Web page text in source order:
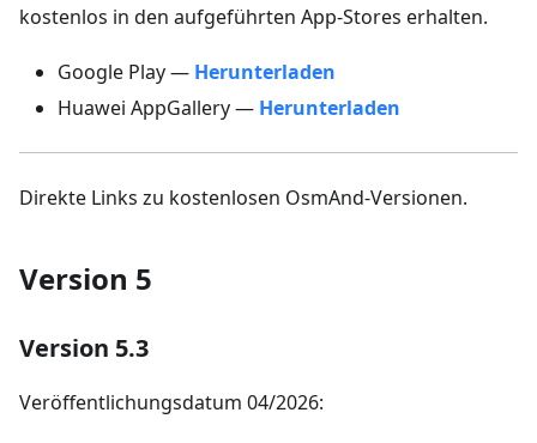
kostenlos in den aufgeführten App-Stores erhalten.
Google Play — Herunterladen
Huawei AppGallery — Herunterladen
Direkte Links zu kostenlosen OsmAnd-Versionen.
Version 5
Version 5.3
Veröffentlichungsdatum 04/2026: